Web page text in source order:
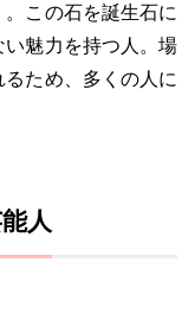
この石を誕生石に
魅力を持つ人。場
ため、多くの人に
人